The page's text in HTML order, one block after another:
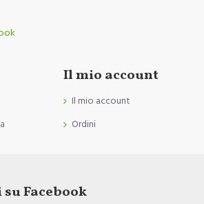
Il mio account
Il mio account
Ordini
Facebook